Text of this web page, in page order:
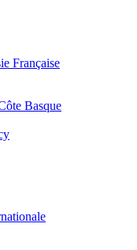
Française
Basque